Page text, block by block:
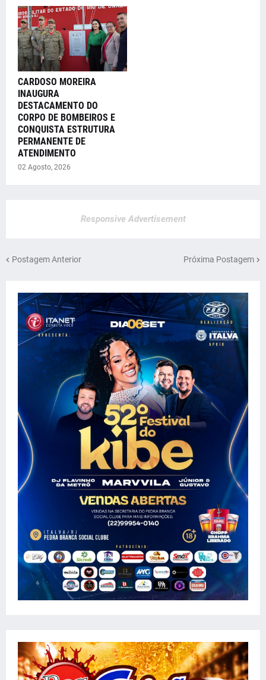
CARDOSO MOREIRA
INAUGURA
DESTACAMENTO DO
CORPO DE BOMBEIROS E
CONQUISTA ESTRUTURA
PERMANENTE DE
ATENDIMENTO
02 Agosto, 2026
Responsive Advertisement
Postagem Anterior Próxima Postagem